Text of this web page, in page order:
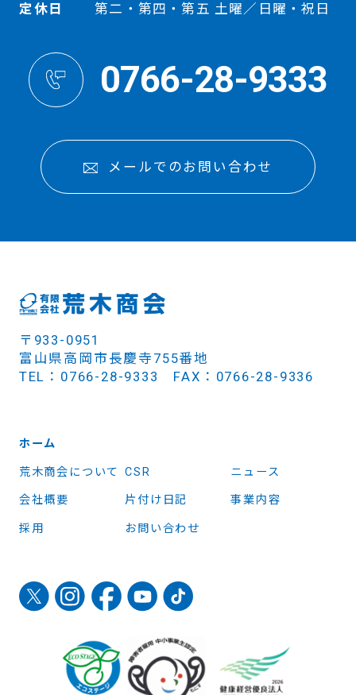
定休日
第二・第四・第五 土曜／日曜・祝日
0766-28-9333
メールでのお問い合わせ
〒933-0951
富山県高岡市長慶寺755番地
TEL：0766-28-9333 FAX：0766-28-9336
ホーム
荒木商会について CSR ニュース
会社概要 片付け日記 事業内容
採用 お問い合わせ